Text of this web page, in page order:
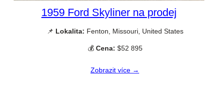
1959 Ford Skyliner na prodej
📌 Lokalita: Fenton, Missouri, United States
💰 Cena: $52 895
Zobrazit více →